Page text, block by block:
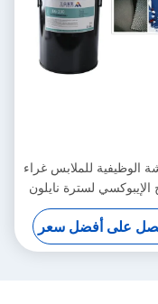
الوظيفية للملابس غراء
الإيبوكسي لسترة نايلون
CAS 9009 54 5
على أفضل سعر